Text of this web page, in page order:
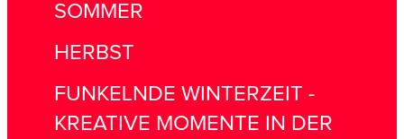
SOMMER
HERBST
FUNKELNDE WINTERZEIT -
KREATIVE MOMENTE IN DER